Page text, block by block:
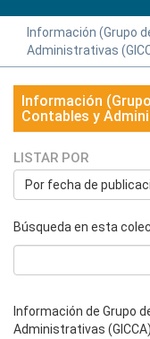
Información (Grupo
Administrativas
Información
Contables y
LISTAR POR
Por fecha de
Búsqueda en esta
Información de Grupo
Administrativas (GICCA)